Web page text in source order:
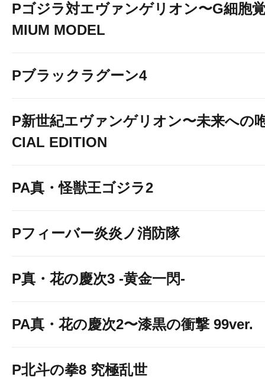
Pゴジラ対エヴァンゲリオン〜G細胞
MIUM MODEL
Pブラックラグーン4
P新世紀エヴァンゲリオン〜未来への
CIAL EDITION
PA真・怪獣王ゴジラ2
Pフィーバー炎炎ノ消防隊
P真・花の慶次3 -黄金一閃-
PA真・花の慶次2〜漆黒の衝撃 99ver.
P北斗の拳8 究極乱世